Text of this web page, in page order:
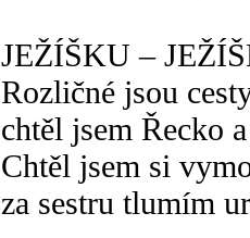
JEŽÍŠKU –
Rozličné jsou
chtěl jsem Řecko
Chtěl jsem si
za sestru tlumím